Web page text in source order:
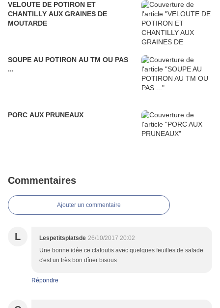
VELOUTE DE POTIRON ET
CHANTILLY AUX GRAINES DE
MOUTARDE
SOUPE AU POTIRON AU TM OU PAS
...
PORC AUX PRUNEAUX
Commentaires
Ajouter un commentaire
L Lespetitsplatsde 26/10/2017 20:02
Une bonne idée ce clafoutis avec quelques feuilles de salade
c'est un très bon dîner bisous
Répondre